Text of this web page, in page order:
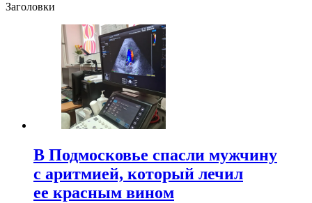
Заголовки
В Подмосковье спасли мужчину
с аритмией, который лечил
ее красным вином